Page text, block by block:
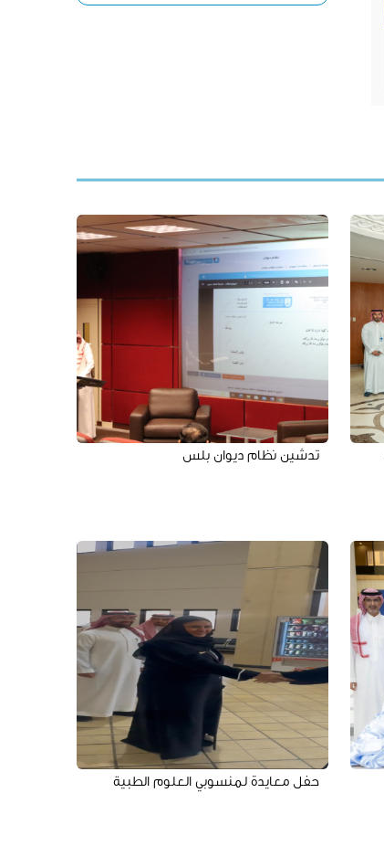
تدشين نظام ديوان بلس
حفل معايدة لمنسوبي العلوم الطبية